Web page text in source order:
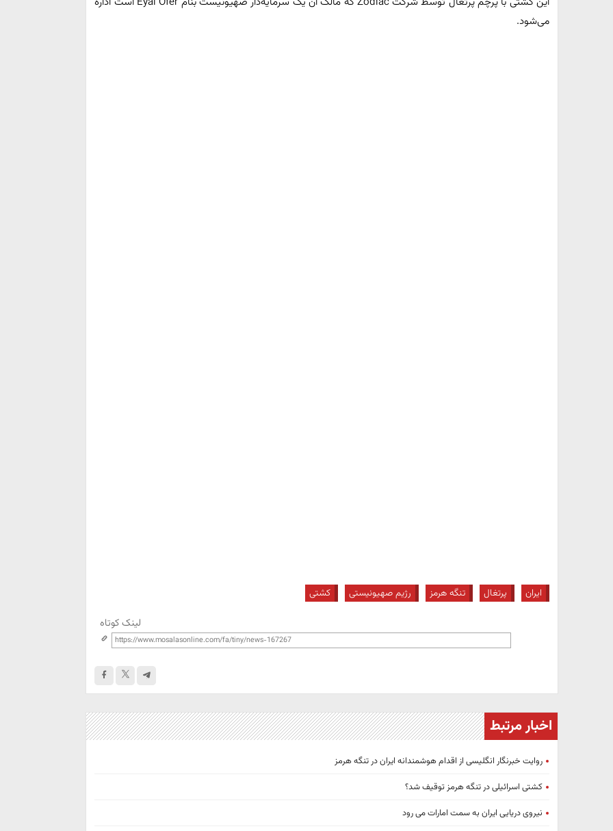
می‌شود.
ایران پرتغال تنگه هرمز رژیم صهیونیستی کشتی
لینک کوتاه
اخبار مرتبط
روایت خبرنگار انگلیسی از اقدام هوشمندانه ایران در تنگه هرمز
کشتی اسرائیلی در تنگه هرمز توقیف شد؟
نیروی دریایی ایران به سمت امارات می رود